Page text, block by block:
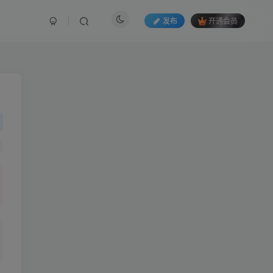
发布 开通会员